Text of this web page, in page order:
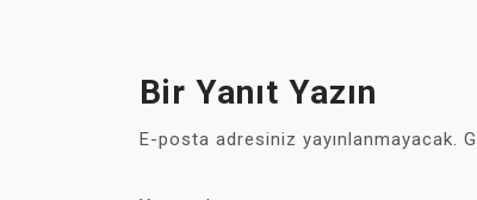
Bir Yanıt Yazın
E-posta adresiniz yayınlanmayacak.